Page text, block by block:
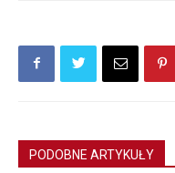
PODOBNE ARTYKUŁY